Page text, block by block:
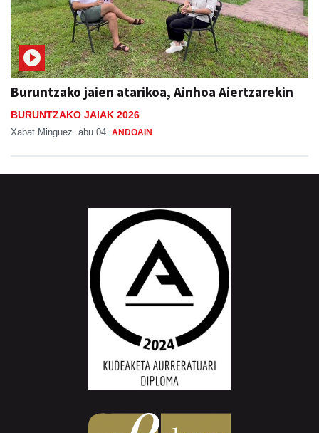
Buruntzako jaien atarikoa, Ainhoa Aiertzarekin
BURUNTZAKO JAIAK 2026
Xabat Minguez abu 04 ANDOAIN